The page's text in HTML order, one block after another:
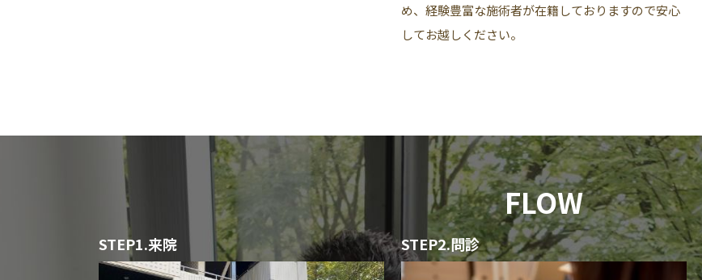
め、経験豊富な施術者が在籍しておりますので安心
してお越しください。
FLOW
STEP1.来院 STEP2.問診